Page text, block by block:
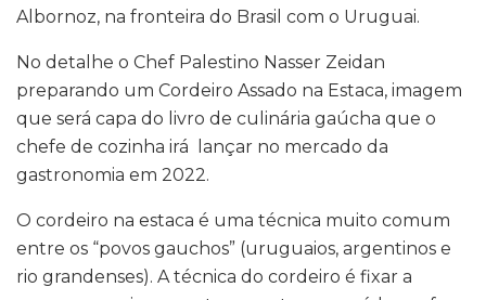
Albornoz, na fronteira do Brasil com o Uruguai.
No detalhe o Chef Palestino Nasser Zeidan
preparando um Cordeiro Assado na Estaca, imagem
que será capa do livro de culinária gaúcha que o
chefe de cozinha irá lançar no mercado da
gastronomia em 2022.
O cordeiro na estaca é uma técnica muito comum
entre os “povos gauchos” (uruguaios, argentinos e
rio grandenses). A técnica do cordeiro é fixar a